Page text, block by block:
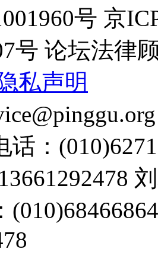
号 京
号 论坛法律
私声明
话：